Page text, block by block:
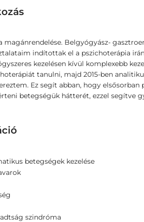
magánrendelése. Belgyógyász-
indítottak el a pszichoterápia
kezelésen kívül komplexebb
tanulni, majd 2015-ben
Ez segít abban, hogy
betegségük hátterét, ezzel segítve
betegségek kezelése
szindróma